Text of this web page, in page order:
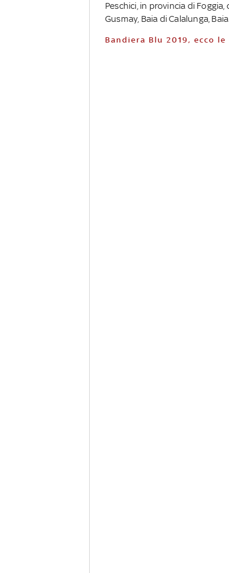
Peschici, in provincia di
Gusmay, Baia di Calalunga,
Bandiera Blu 2019, ecco